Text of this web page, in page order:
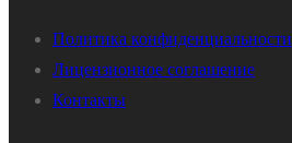
Политика конфиденциальности
Лицензионное соглашение
Контакты